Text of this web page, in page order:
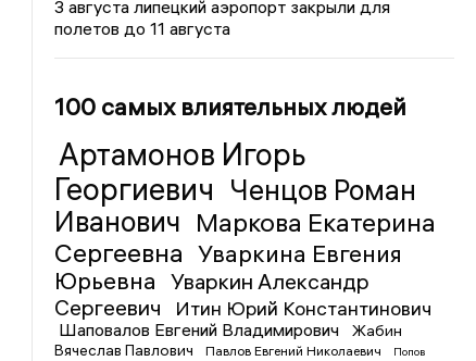
3 августа липецкий аэропорт закрыли для
полетов до 11 августа
100 самых влиятельных людей
Артамонов Игорь
Георгиевич Ченцов Роман
Иванович Маркова Екатерина
Сергеевна Уваркина Евгения
Юрьевна
Уваркин Александр
Сергеевич
Итин Юрий Константинович
Шаповалов Евгений Владимирович
Жабин
Вячеслав Павлович
Павлов Евгений Николаевич
Попов